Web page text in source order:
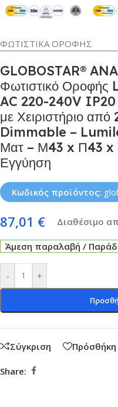
ΦΩΤΙΣΤΙΚΑ ΟΡΟΦΗΣ
GLOBOSTAR®
Φωτιστικό
AC 220-240V IP20
με Χειριστήριο
Dimmable –
Ματ – Μ43 x Π43 x
Εγγύηση
Κωδικός προϊόντος:
87,01 € Διαθέσιμο
Άμεση παραλαβή /
- +
Σύγκριση Πρόσθήκη
Share: